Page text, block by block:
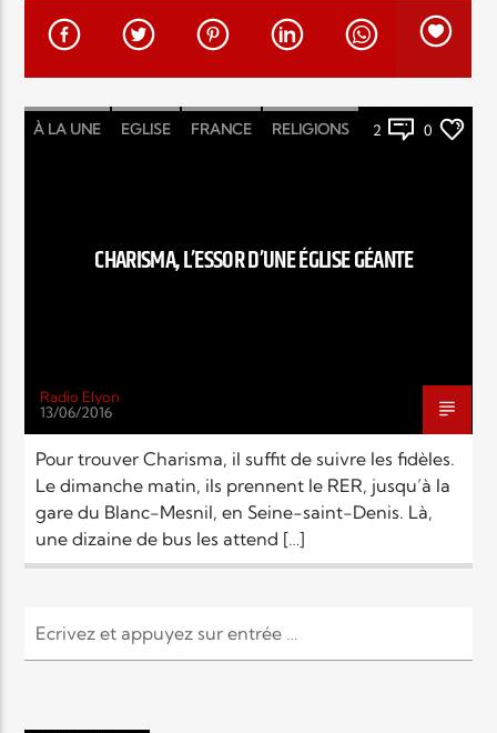
Radio Elyon
Elyon Rhema
Elyon Hits
À LA UNE EGLISE FRANCE RELIGIONS 2 0
CHARISMA, L’ESSOR D’UNE ÉGLISE GÉANTE
Radio Elyon
13/06/2016
Pour trouver Charisma, il suffit de suivre les fidèles.
Le dimanche matin, ils prennent le RER, jusqu’à la
gare du Blanc-Mesnil, en Seine-saint-Denis. Là,
une dizaine de bus les attend […]